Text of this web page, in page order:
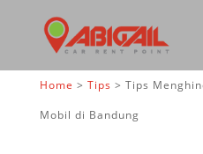
Home > Tips > Tips
Mobil di Bandung